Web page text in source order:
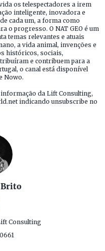
os telespectadores a irem
inteligente, inovadora e
cada um, a forma como
o progresso. O NAT GEO é um
temas relevantes e atuais
a vida animal, invenções e
históricos, sociais,
e contribuem para a
o canal está disponível
Nowo.
da Lift Consulting,
indicando unsubscribe no
Consulting